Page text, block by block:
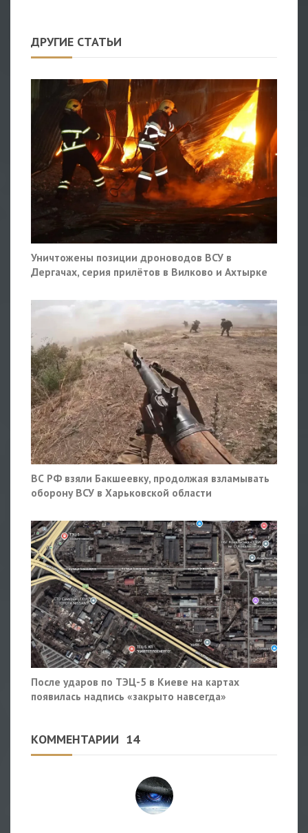
ДРУГИЕ СТАТЬИ
Уничтожены позиции дроноводов ВСУ в
Дергачах, серия прилётов в Вилково и Ахтырке
ВС РФ взяли Бакшеевку, продолжая взламывать
оборону ВСУ в Харьковской области
После ударов по ТЭЦ-5 в Киеве на картах
появилась надпись «закрыто навсегда»
КОММЕНТАРИИ 14